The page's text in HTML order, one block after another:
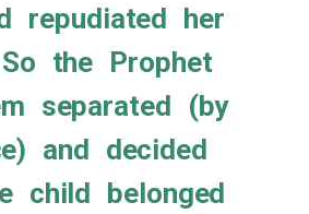
repudiated her
the Prophet
separated (by
and decided
child belonged